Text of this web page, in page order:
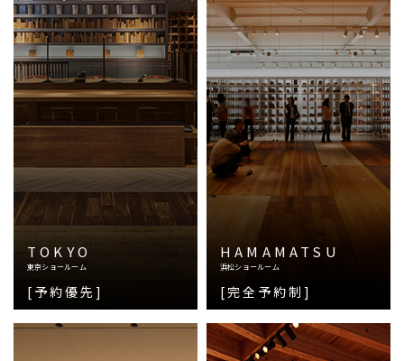
TOKYO
東京ショールーム
[予約優先]
HAMAMATSU
浜松ショールーム
[完全予約制]